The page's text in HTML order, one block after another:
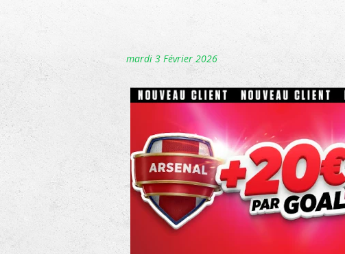
mardi 3 Février 2026